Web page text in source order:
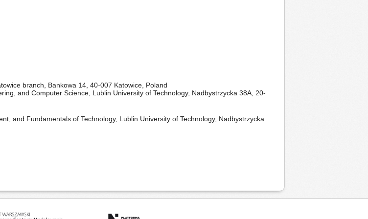
branch, Bankowa 14, 40-007 Katowice, Poland
and Computer Science, Lublin University of Technology, Nadbystrzycka 38A, 20-
and Fundamentals of Technology, Lublin University of Technology, Nadbystrzycka